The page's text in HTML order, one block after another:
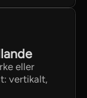
eller
vertikalt,